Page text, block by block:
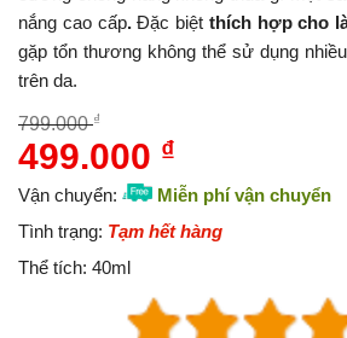
nắng cao cấp.Đặc biệt thích hợp cho
gặp tổn thương không thể sử dụng
trên da.
799.000₫
Giá
là:
799.000 ₫.
499.000 ₫
hiện
là:
Vận chuyển:
Miễn phí vận chuyển
Tình trạng: Tạm hết hàng
Thể tích: 40ml